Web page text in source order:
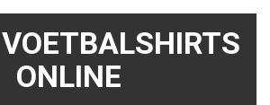
ONLINE